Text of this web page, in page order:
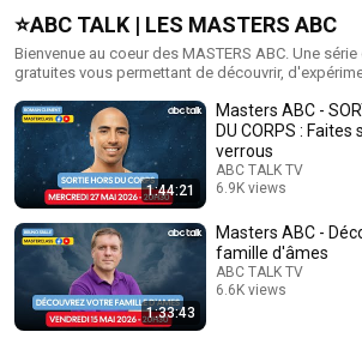
⭐️ABC TALK | LES MASTERS ABC
Bienvenue au coeur des MASTERS ABC. Une
gratuites vous permettant de découvrir,
1:44:21
Masters ABC - SORTIE HORS
DU CORPS : Faites
verrous
ABC TALK TV
6.9K views
1:33:43
Masters ABC -
famille d'âmes
ABC TALK TV
6.6K views